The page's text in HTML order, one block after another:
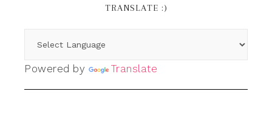
TRANSLATE :)
Powered by Translate